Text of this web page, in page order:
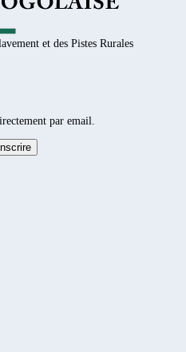
et des Pistes Rurales
par email.